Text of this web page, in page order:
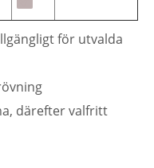
för utvalda
därefter valfritt